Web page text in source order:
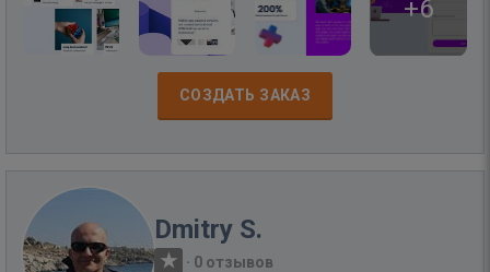
+6
СОЗДАТЬ ЗАКАЗ
Dmitry S.
· 0 отзывов